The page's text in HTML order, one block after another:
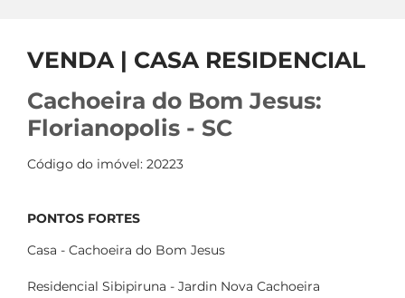
VENDA | CASA RESIDENCIAL
Cachoeira do Bom Jesus:
Florianopolis - SC
Código do imóvel: 20223
PONTOS FORTES
Casa - Cachoeira do Bom Jesus
Residencial Sibipiruna - Jardin Nova Cachoeira